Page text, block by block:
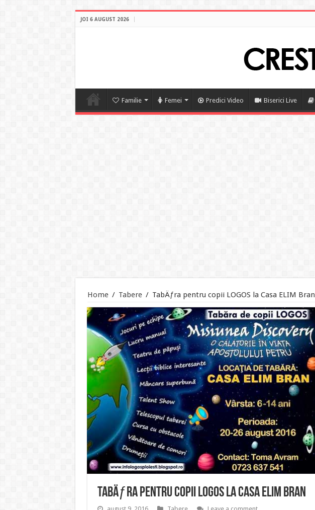
JOI 6 AUGUST 2026
Familie Femei Predici Video Biserici Live
Home / Tabere / TabÄƒra pentru copii LOGOS la Casa ELIM Bran
TabÄƒra pentru copii LOGOS la Casa ELIM Bran